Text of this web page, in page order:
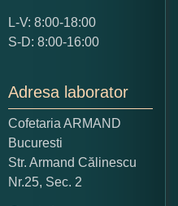
5
imagine:
L-V: 8:00-18:00
S-D: 8:00-16:00
Adresa laborator
Cofetaria ARMAND
Bucuresti
Str. Armand Călinescu
Nr.25, Sec. 2